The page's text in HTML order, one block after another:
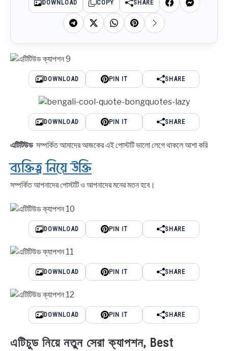
DOWNLOAD COPY SHARE
DOWNLOAD PIN IT SHARE
DOWNLOAD PIN IT SHARE
এটিটিউডসম্পর্কিত আমাদের আজকের এই পোস্টটি ভালো লেগে থাকলে আশা করি
ব্যক্তিত্ব নিয়ে উক্তি
সম্পর্কিত আপনাদের পোস্টটি ও আপনাদের মনের মতন হবে।
DOWNLOAD PIN IT SHARE
DOWNLOAD PIN IT SHARE
DOWNLOAD PIN IT SHARE
এটিচুড নিয়ে নতুন সেরা ক্যাপশন, Best